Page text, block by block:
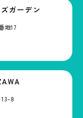
目指すことに加え、メ
購買の分析をして、当
客様が指定された他の
を遵守し、お客様のプ
ことを規約などで義務
以下のいずれかに該当
は提供いたしません。
ガーデン
地17
13-8